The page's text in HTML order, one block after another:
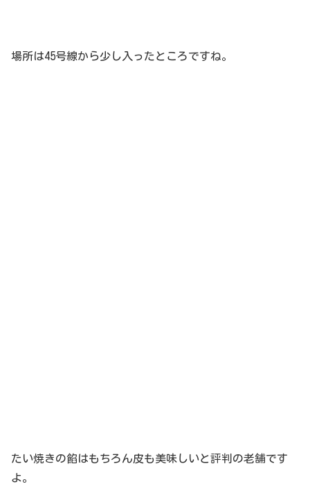
場所は45号線から少し入ったところですね。
たい焼きの餡はもちろん皮も美味しいと評判の老舗です
よ。